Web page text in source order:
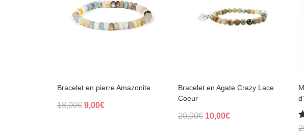
Bracelet en pierre Amazonite
18,00€ Original
9,00€Current
Bracelet en Agate Crazy Lace
Coeur
20,00€ Original
10,00€Current